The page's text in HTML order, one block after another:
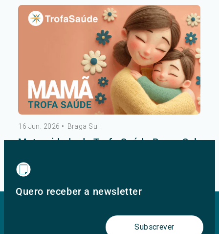
16 Jun. 2026 • Braga Sul
Maternidade do Trofa Saúde Braga Sul
Quero receber a newsletter
Subscrever